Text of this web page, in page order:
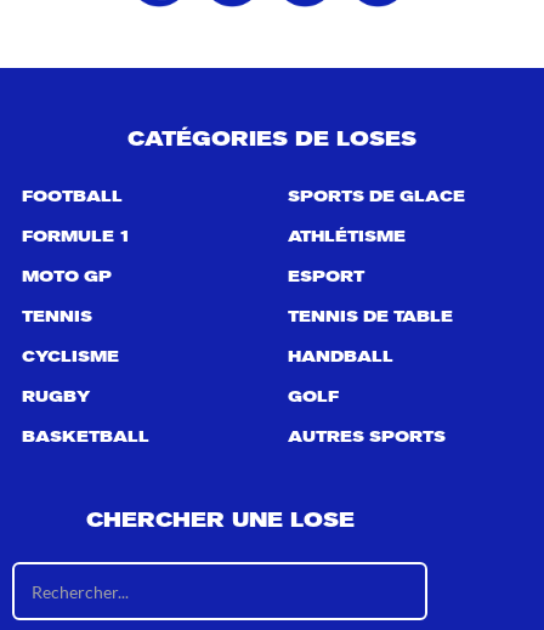
CATÉGORIES DE LOSES
FOOTBALL
FORMULE 1
MOTO GP
TENNIS
CYCLISME
RUGBY
BASKETBALL
SPORTS DE GLACE
ATHLÉTISME
ESPORT
TENNIS DE TABLE
HANDBALL
GOLF
AUTRES SPORTS
CHERCHER UNE LOSE
s